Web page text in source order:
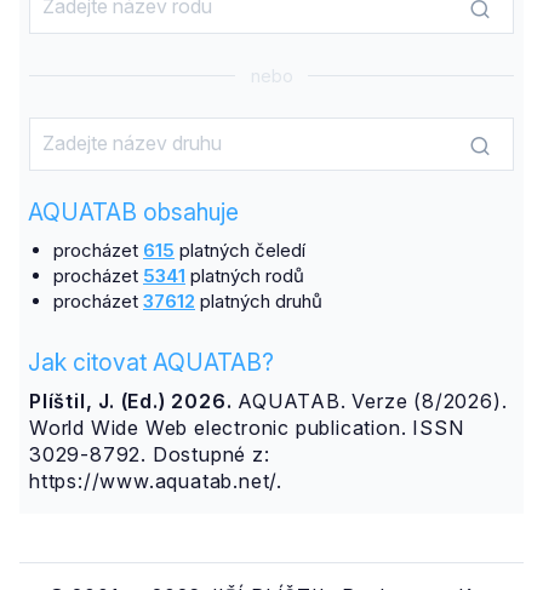
nebo
AQUATAB obsahuje
procházet 615 platných čeledí
procházet 5341 platných rodů
procházet 37612 platných druhů
Jak citovat AQUATAB?
Plíštil, J. (Ed.) 2026. AQUATAB. Verze (8/2026).
World Wide Web electronic publication. ISSN
3029-8792. Dostupné z:
https://www.aquatab.net/.